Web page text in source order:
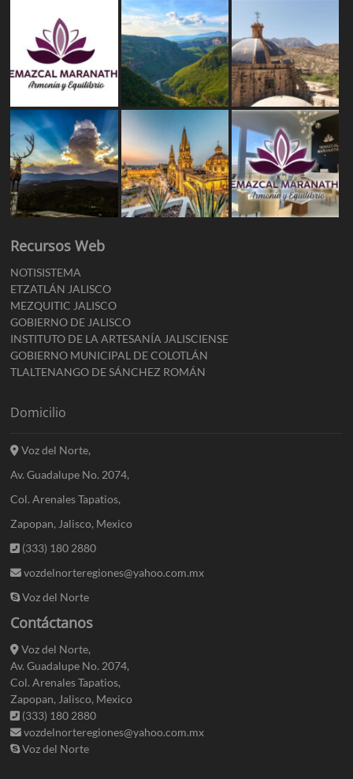
Recursos Web
NOTISISTEMA
ETZATLÁN JALISCO
MEZQUITIC JALISCO
GOBIERNO DE JALISCO
INSTITUTO DE LA ARTESANÍA JALISCIENSE
GOBIERNO MUNICIPAL DE COLOTLÁN
TLALTENANGO DE SÁNCHEZ ROMÁN
Domicilio
Voz del Norte,
Av. Guadalupe No. 2074,
Col. Arenales Tapatios,
Zapopan, Jalisco, Mexico
(333) 180 2880
vozdelnorteregiones@yahoo.com.mx
Voz del Norte
Contáctanos
Voz del Norte,
Av. Guadalupe No. 2074,
Col. Arenales Tapatios,
Zapopan, Jalisco, Mexico
(333) 180 2880
vozdelnorteregiones@yahoo.com.mx
Voz del Norte